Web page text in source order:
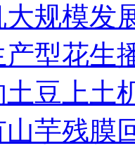
规模发
型花生
豆上土
山芋残膜